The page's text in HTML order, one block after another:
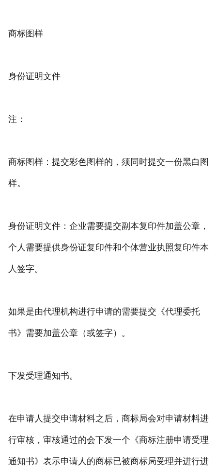
商标图样
身份证明文件
注：
商标图样：提交彩色图样的，须同时提交一份黑白图
样。
身份证明文件：企业需要提交副本复印件加盖公章，
个人需要提供身份证复印件和个体营业执照复印件本
人签字。
如果是由代理机构进行申请的需要提交《代理委托
书》需要加盖公章（或签字）。
下发受理通知书。
在申请人提交申请材料之后，商标局会对申请材料进
行审核，审核通过的会下发一个《商标注册申请受理
通知书》表示申请人的商标已被商标局受理并进行进